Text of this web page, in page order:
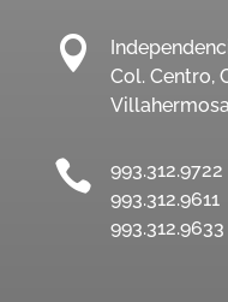

Col. Centro,

993.312.9722
993.312.9611
993.312.9633